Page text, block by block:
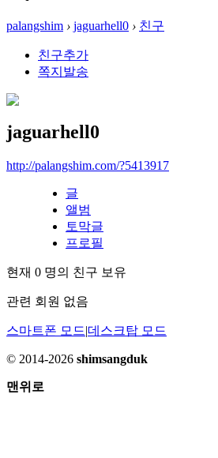
palangshim › jaguarhell0 › 친구
친구추가
쪽지발송
jaguarhell0
http://palangshim.com/?5413917
글
앨범
토막글
프로필
현재 0 명의 친구 보유
관련 회원 없음
스마트폰 모드|데스크탑 모드
© 2014-2026 shimsangduk
맨위로